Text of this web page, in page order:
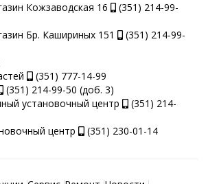
Кожзаводская 16
(351) 214-99-
Бр. Кашириных 151
(351) 214-99-
(351) 777-14-99
(351) 214-99-50 (доб. 3)
установочный центр
(351) 214-
центр
(351) 230-01-14